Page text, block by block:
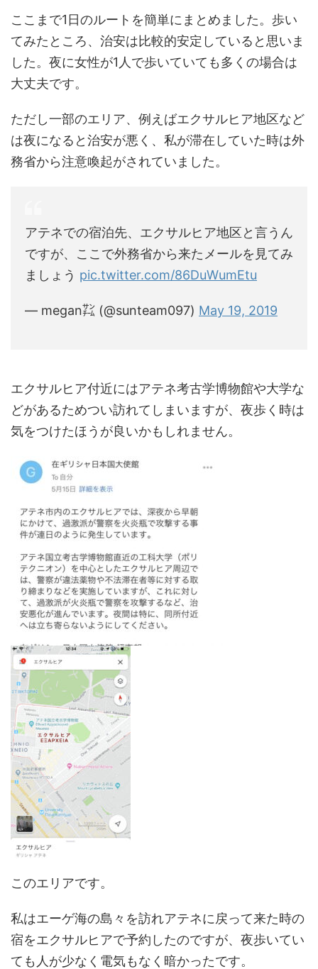
ここまで1日のルートを簡単にまとめました。歩い
てみたところ、治安は比較的安定していると思いま
した。夜に女性が1人で歩いていても多くの場合は
大丈夫です。
ただし一部のエリア、例えばエクサルヒア地区など
は夜になると治安が悪く、私が滞在していた時は外
務省から注意喚起がされていました。
アテネでの宿泊先、エクサルヒア地区と言うん
ですが、ここで外務省から来たメールを見てみ
ましょう pic.twitter.com/86DuWumEtu
— megan㌠ (@sunteam097) May 19, 2019
エクサルヒア付近にはアテネ考古学博物館や大学な
どがあるためつい訪れてしまいますが、夜歩く時は
気をつけたほうが良いかもしれません。
このエリアです。
私はエーゲ海の島々を訪れアテネに戻って来た時の
宿をエクサルヒアで予約したのですが、夜歩いてい
ても人が少なく電気もなく暗かったです。